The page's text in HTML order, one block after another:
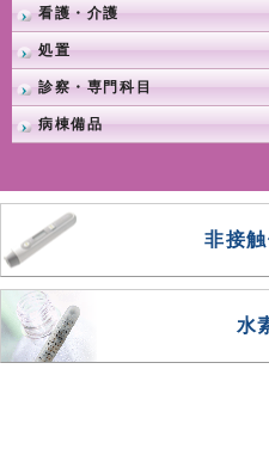
看護・介護
処置
診察・専門科目
病棟備品
非接
水